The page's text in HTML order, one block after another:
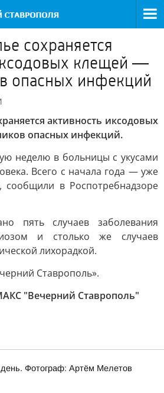
сохраняется
клещей —
опасных инфекций
активность иксодовых
опасных инфекций.
неделю в больницы с укусами
Всего с начала года — уже
сообщили в Роспотребнадзоре
пять случаев заболевания
и столько же случаев
лихорадкой.
Ставрополь».
"Вечерний Ставрополь"
Фотограф: Артём Мелетов